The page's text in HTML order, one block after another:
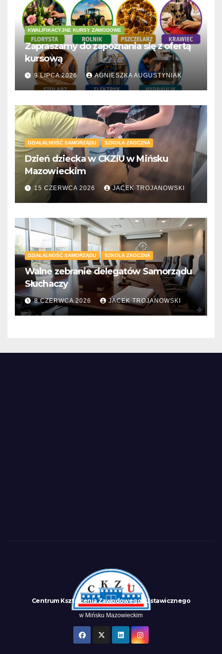
KWALIFIKACYJNE KURSY ZAWODOWE
Zapraszamy do zapoznania się z ofertą
kursową
9 LIPCA 2026 AGNIESZKA AUGUSTYNIAK
DZIAŁALNOŚĆ SAMORZĄDU SZKOŁA ZAOCZNA
Dzień dziecka w CKZiU w Mińsku
Mazowieckim
15 CZERWCA 2026 JACEK TROJANOWSKI
DZIAŁALNOŚĆ SAMORZĄDU SZKOŁA ZAOCZNA
Walne zebranie delegatów Samorządu
Słuchaczy
8 CZERWCA 2026 JACEK TROJANOWSKI
Centrum Kształcenia Zawodowego i Ustawicznego
w Mińsku Mazowieckim